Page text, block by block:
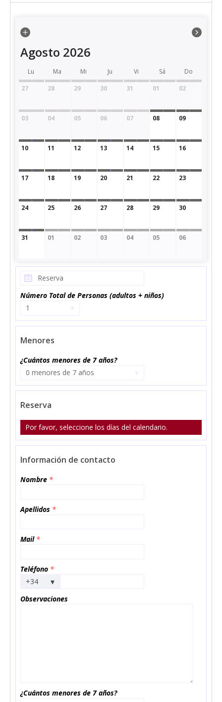
Agosto 2026
Lu Ma Mi Ju Vi Sá
Do
27
28 29 30 31 01 02
03 04 05 06 07 08 09
10 11 12 13 14 15 16
17 18 19 20 21 22 23
24 25 26 27 28 29 30
31 01 02 03 04 05 06
Número Total de Personas (adultos + niños)
1
Menores
¿Cuántos menores de 7 años?
0 menores de 7 años
Reserva
Por favor, seleccione los días del calendario.
Información de contacto
Nombre *
Apellidos *
Mail *
Teléfono *
+34
▾
Observaciones
¿Cuántos menores de 7 años?